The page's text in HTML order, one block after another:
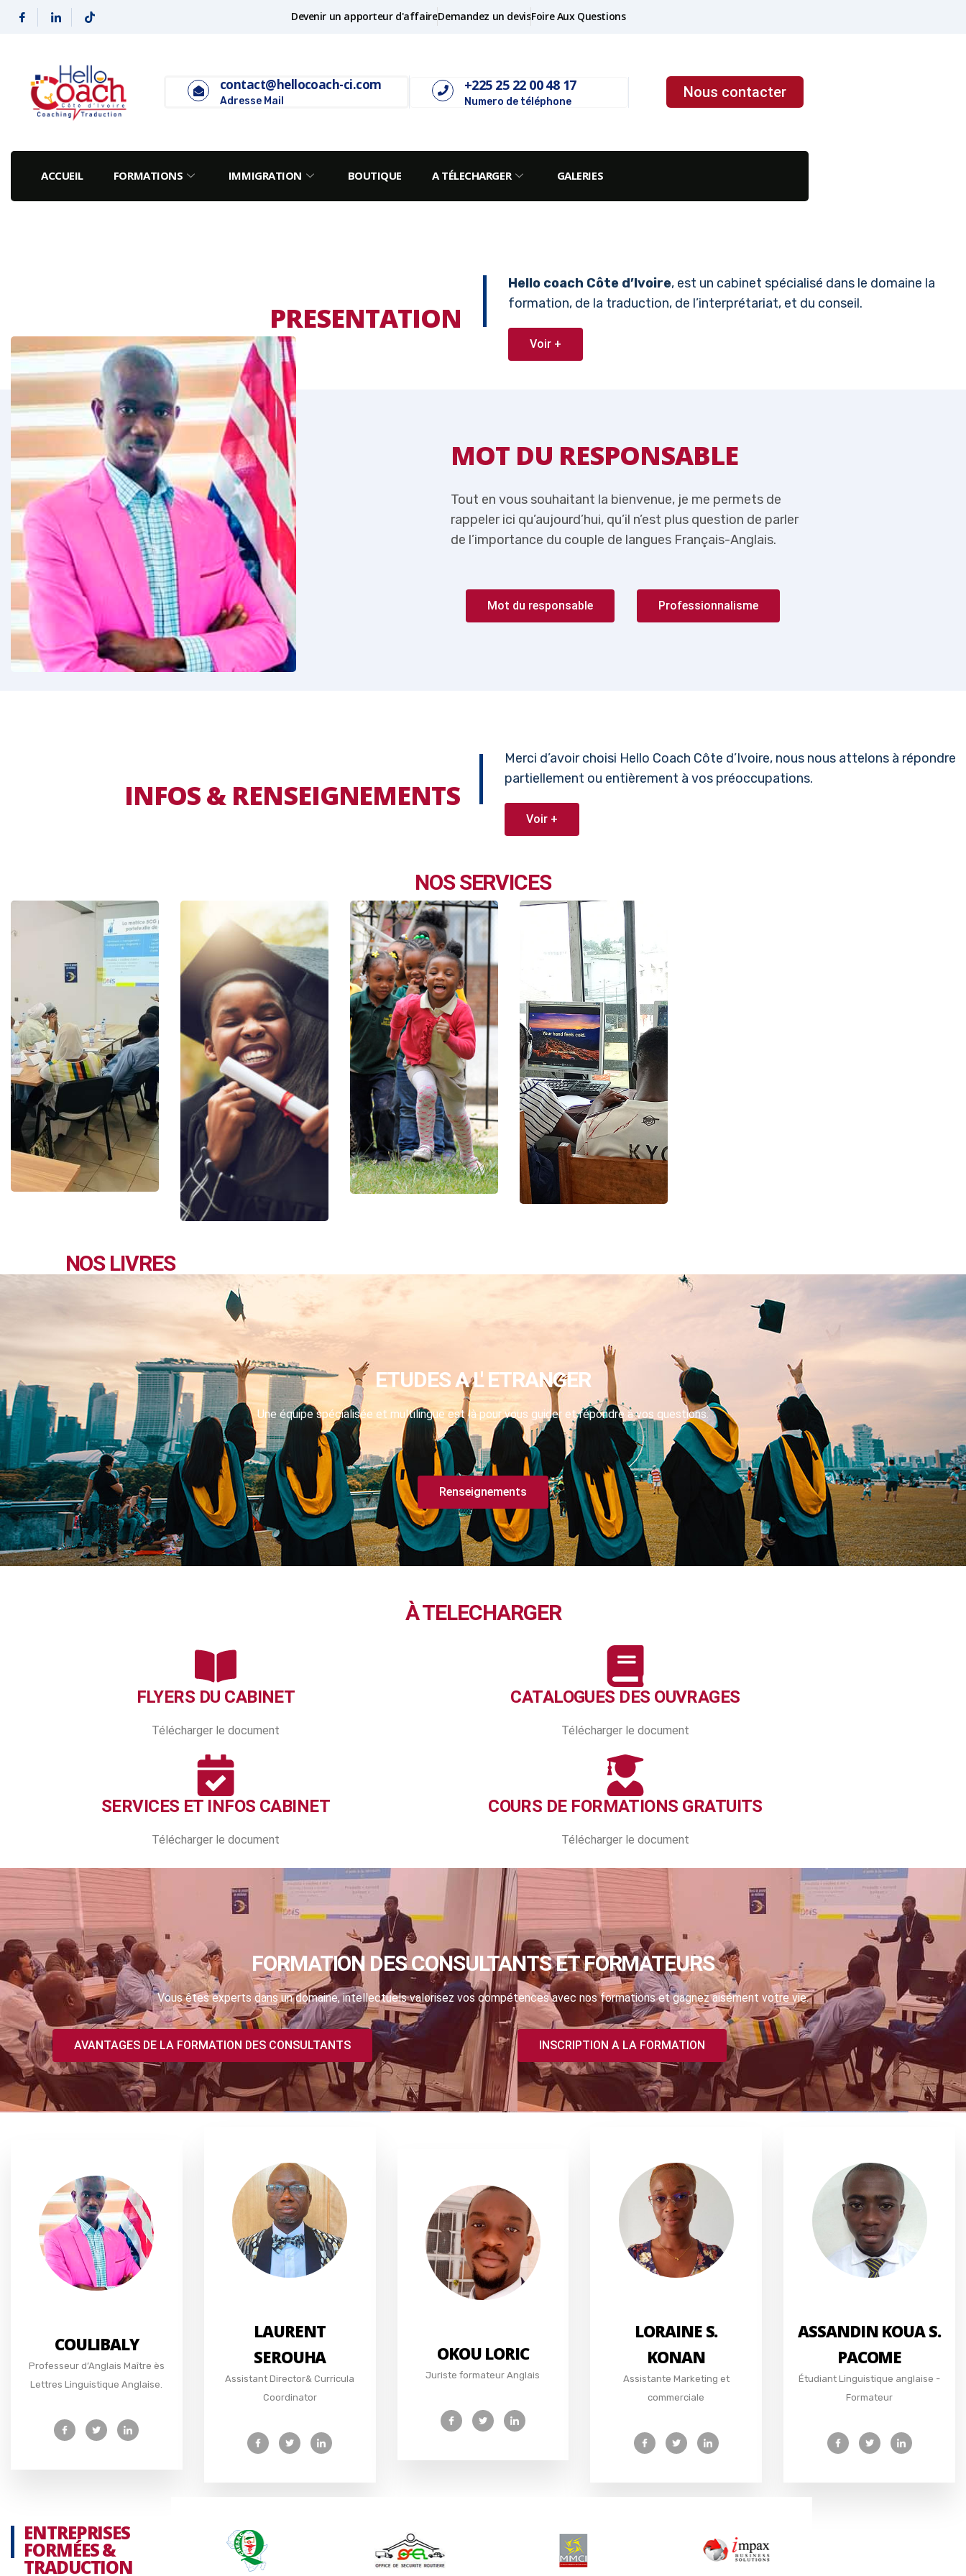
Devenir un apporteur d'affaireDemandez un devisFoire Aux Questions
contact@hellocoach-ci.com
Adresse Mail
+225 25 22 00 48 17
Numero de téléphone
Nous contacter
ACCUEIL FORMATIONS IMMIGRATION BOUTIQUE A TÉLECHARGER GALERIES
PRESENTATION
Hello coach Côte d’Ivoire, est un cabinet spécialisé dans le domaine la
formation, de la traduction, de l’interprétariat, et du conseil.
Voir +
de
de parler
Anglais.
MOT DU RESPONSABLE
Tout en vous souhaitant la bienvenue, je me permets de
rappeler ici qu’aujourd’hui, qu’il n’est plus question de parler
de l’importance du couple de langues Français-Anglais.
MOT DU RESPONSABLE
Tout en vous souhaitant la bienvenue, je me permets de
rappeler ici qu’aujourd’hui, qu’il n’est plus question de parler
de l’importance du couple de langues Français-Anglais.
Mot du responsable Professionnalisme
INFOS & RENSEIGNEMENTS
Merci d’avoir choisi Hello Coach Côte d’Ivoire, nous nous attelons à répondre
partiellement ou entièrement à vos préoccupations.
Voir +
NOS SERVICES
NOS LIVRES
ETUDES A L' ETRANGER
Une équipe spécialisée et multilingue est là pour vous guider et répondre à vos questions.
Renseignements
À TELECHARGER
FLYERS DU CABINET
Télécharger le document
SERVICES ET INFOS CABINET
Télécharger le document
CATALOGUES DES OUVRAGES
Télécharger le document
COURS DE FORMATIONS GRATUITS
Télécharger le document
FORMATION DES CONSULTANTS ET FORMATEURS
Vous êtes experts dans un domaine, intellectuels valorisez vos compétences avec nos formations et gagnez aisément votre vie.
AVANTAGES DE LA FORMATION DES CONSULTANTS INSCRIPTION A LA FORMATION
COULIBALY
Professeur d’Anglais Maître ès
Lettres Linguistique Anglaise.
LAURENT
SEROUHA
Assistant Director& Curricula
Coordinator
OKOU LORIC
Juriste formateur Anglais
LORAINE S.
KONAN
Assistante Marketing et
commerciale
ASSANDIN KOUA S.
PACOME
Étudiant Linguistique anglaise -
Formateur
ENTREPRISES
FORMÉES &
TRADUCTION